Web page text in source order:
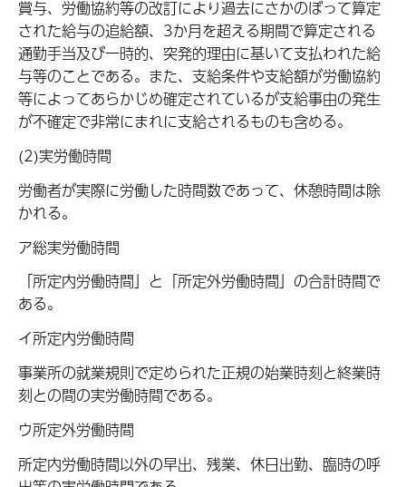
賞与、労働協約等の改訂により過去にさかのぼって算定
された給与の追給額、3か月を超える期間で算定される
通勤手当及び一時的、突発的理由に基いて支払われた給
与等のことである。また、支給条件や支給額が労働協約
等によってあらかじめ確定されているが支給事由の発生
が不確定で非常にまれに支給されるものも含める。
(2)実労働時間
労働者が実際に労働した時間数であって、休憩時間は除
かれる。
ア総実労働時間
「所定内労働時間」と「所定外労働時間」の合計時間で
ある。
イ所定内労働時間
事業所の就業規則で定められた正規の始業時刻と終業時
刻との間の実労働時間である。
ウ所定外労働時間
所定内労働時間以外の早出、残業、休日出勤、臨時の呼